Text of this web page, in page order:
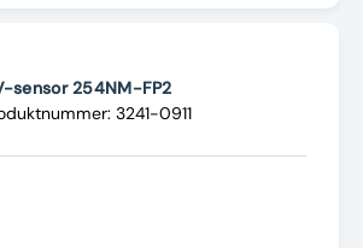
sensor 254NM-FP2
3241-0911